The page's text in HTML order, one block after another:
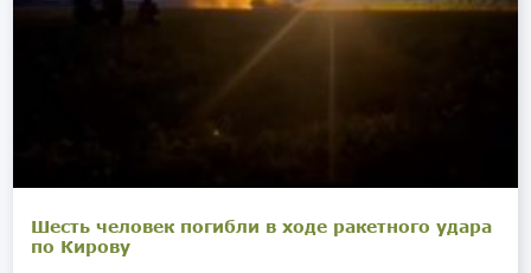
Шесть человек погибли в ходе ракетного удара
по Кирову